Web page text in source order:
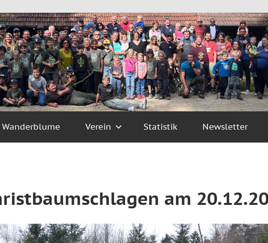
Wanderblume Verein Statistik Newsletter
am